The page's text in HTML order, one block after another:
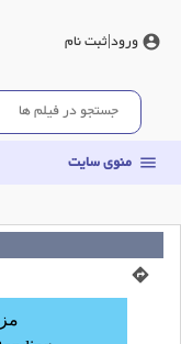
account_circle ورود|ثبت نام
menu منوی سایت
directions